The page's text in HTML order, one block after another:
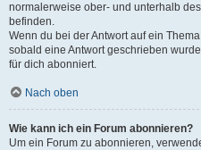
normalerweise ober- und unterhalb
befinden.
Wenn du bei der Antwort auf ein
sobald eine Antwort geschrieben
für dich abonniert.
Nach oben
Wie kann ich ein Forum abonnieren?
Um ein Forum zu abonnieren,